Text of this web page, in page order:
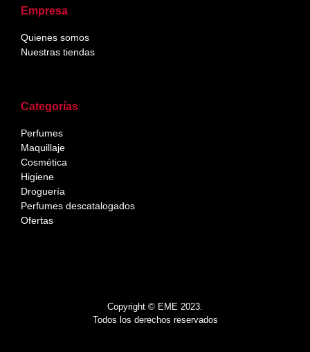
Copyright © EME 2023.
Todos los derechos reservados
Categorías
Perfumes
Maquillaje
Cosmética
Higiene
Droguería
Perfumes descatalogados
Ofertas
Empresa
Quienes somos
Nuestras tiendas